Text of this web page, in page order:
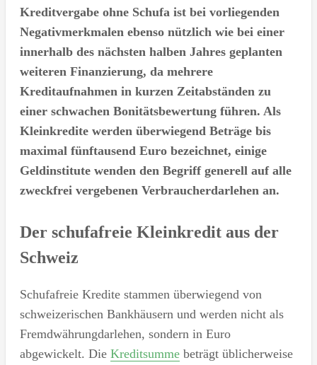
Kreditvergabe ohne Schufa ist bei vorliegenden
Negativmerkmalen ebenso nützlich wie bei einer
innerhalb des nächsten halben Jahres geplanten
weiteren Finanzierung, da mehrere
Kreditaufnahmen in kurzen Zeitabständen zu
einer schwachen Bonitätsbewertung führen. Als
Kleinkredite werden überwiegend Beträge bis
maximal fünftausend Euro bezeichnet, einige
Geldinstitute wenden den Begriff generell auf alle
zweckfrei vergebenen Verbraucherdarlehen an.
Der schufafreie Kleinkredit aus der
Schweiz
Schufafreie Kredite stammen überwiegend von
schweizerischen Bankhäusern und werden nicht als
Fremdwährungdarlehen, sondern in Euro
abgewickelt. Die Kreditsummebeträgt üblicherweise